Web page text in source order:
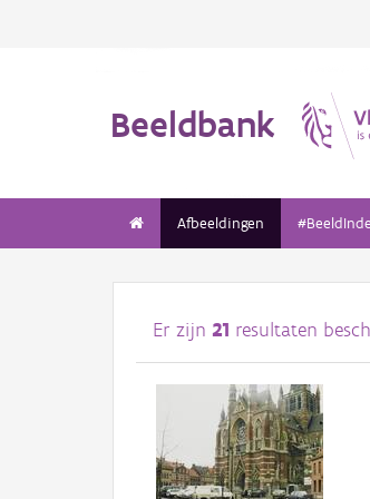
Beeldbank
Afbeeldingen
Er zijn 21 resultaten